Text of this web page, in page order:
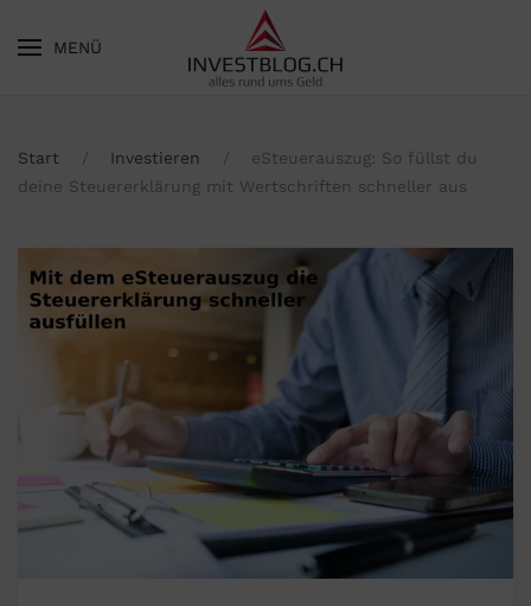
Skip to main content
MENÜ
Start Investieren
eSteuerauszug: So füllst du
deine Steuererklärung mit Wertschriften schneller aus